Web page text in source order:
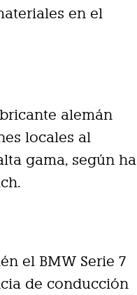
en el
alemán
locales al
gama, según ha
el BMW Serie 7
de conducción